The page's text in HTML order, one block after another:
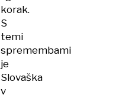
korak.
S
temi
spremembami
je
Slovaška
v